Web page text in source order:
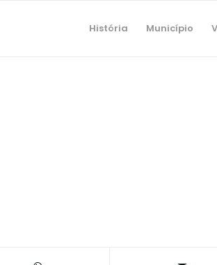
História Município